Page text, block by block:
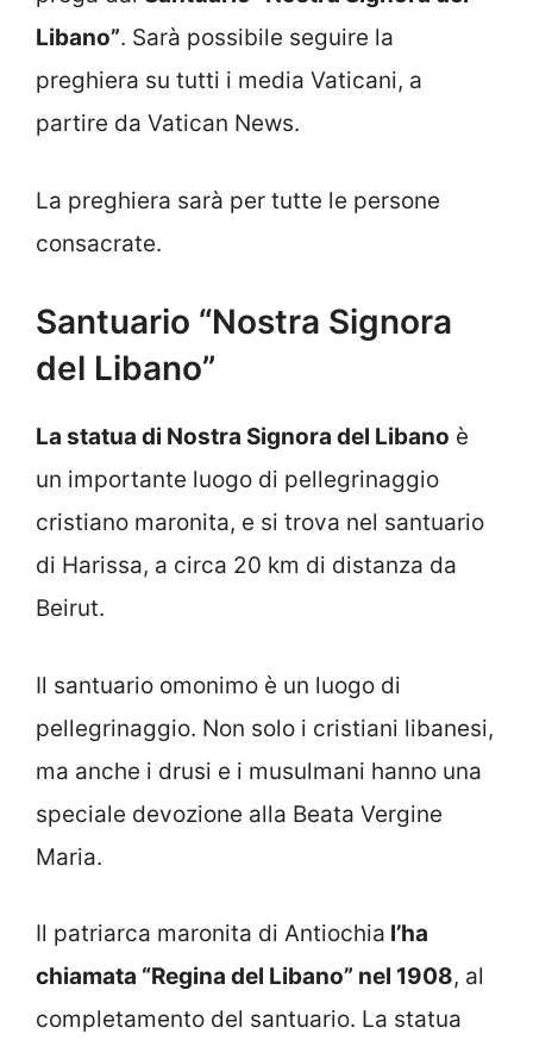
Libano”. Sarà possibile seguire la
preghiera su tutti i media Vaticani, a
partire da Vatican News.
La preghiera sarà per tutte le persone
consacrate.
Santuario “Nostra Signora
del Libano”
La statua di Nostra Signora del Libano è
un importante luogo di pellegrinaggio
cristiano maronita, e si trova nel santuario
di Harissa, a circa 20 km di distanza da
Beirut.
Il santuario omonimo è un luogo di
pellegrinaggio. Non solo i cristiani libanesi,
ma anche i drusi e i musulmani hanno una
speciale devozione alla Beata Vergine
Maria.
Il patriarca maronita di Antiochia l’ha
chiamata “Regina del Libano” nel 1908, al
completamento del santuario. La statua